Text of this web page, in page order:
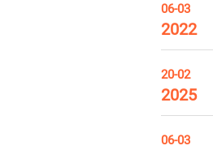
06-03
2022
20-02
2025
06-03